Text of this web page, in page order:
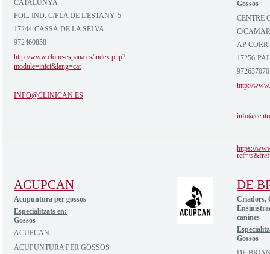
CATALUNYA
POL. IND. C/PLA DE L'ESTANY, 5
17244-CASSÀ DE LA SELVA
972460858
http://www.clone-espana.es/index.php?
module=inici&lang=cat
INFO@CLINICAN.ES
Gossos
CENTRE
C/
AP
17256-
972637070
http://
https://
ACUPCAN
Acupuntura per gossos
Especialitzats en:
Gossos
ACUPCAN
ACUPUNTURA PER GOSSOS
DE
Criadors,
canines
Gossos